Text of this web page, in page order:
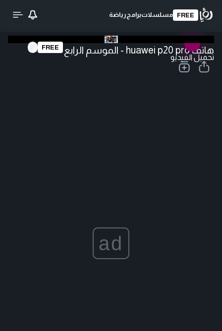
FREE مسلسلاتبرامج رياضة
تحميل الفيديو
FREE هاتف huawei p20 pro - الموسم الرابع
ad